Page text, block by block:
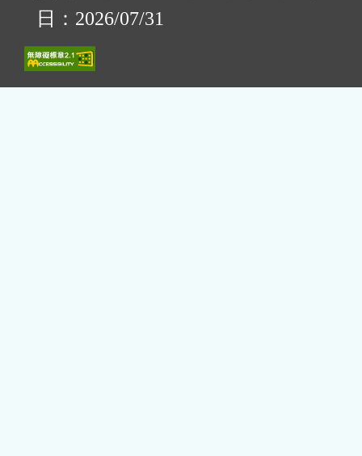
日：2026/07/31